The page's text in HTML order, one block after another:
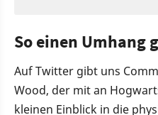
So einen Umhang
Auf Twitter gibt uns
Wood, der mit an
kleinen Einblick in die